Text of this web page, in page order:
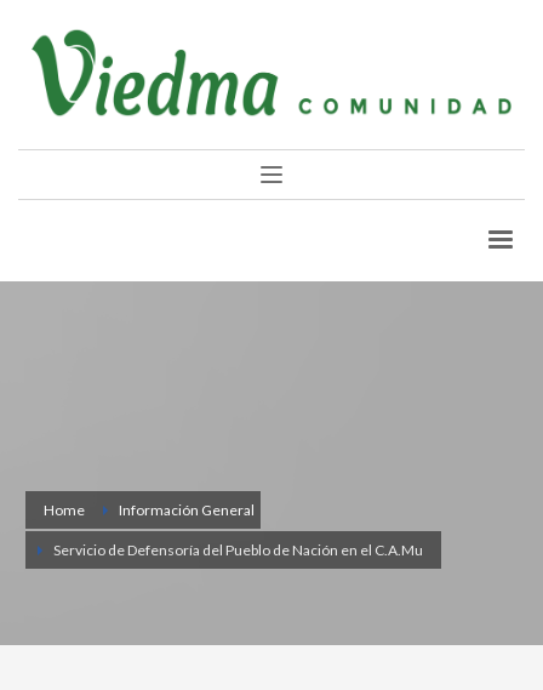
Home Información General
Servicio de Defensoría del Pueblo de Nación en el C.A.Mu